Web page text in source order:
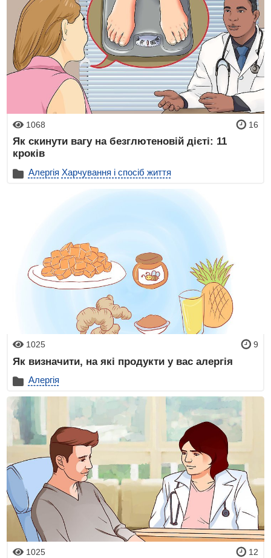
1068 16
Як скинути вагу на безглютеновій дієті: 11
кроків
Алергія Харчування і спосіб життя
1025 9
Як визначити, на які продукти у вас алергія
Алергія
1025 12